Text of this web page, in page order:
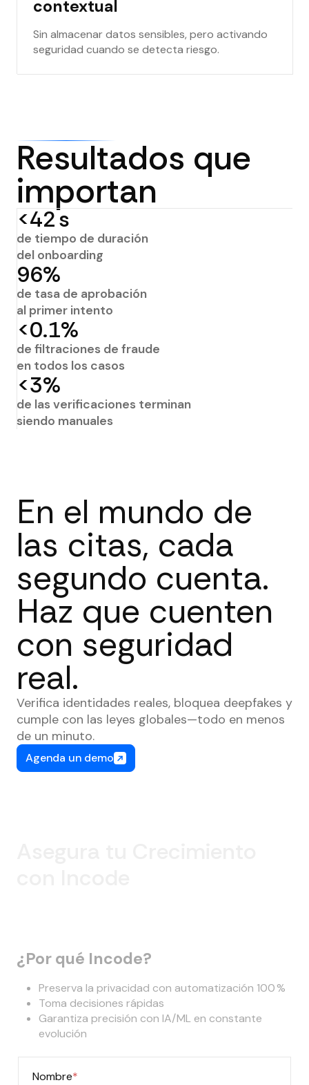
contextual
Sin almacenar datos sensibles, pero activando
seguridad cuando se detecta riesgo.
Resultados que
importan
<42 s
de tiempo de duración
del onboarding
96%
de tasa de aprobación
al primer intento
<0.1%
de filtraciones de fraude
en todos los casos
<3%
de las verificaciones terminan
siendo manuales
En el mundo de
las citas, cada
segundo cuenta.
Haz que cuenten
con seguridad
real.
Verifica identidades reales, bloquea deepfakes y
cumple con las leyes globales—todo en menos
de un minuto.
Agenda un demo
¿Por qué Incode?
Preserva la privacidad con automatización 100 %
Toma decisiones rápidas
Garantiza precisión con IA/ML en constante
evolución
Nombre*